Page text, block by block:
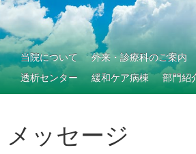
当院について 外来・診療科のご案内
透析センター
緩和ケア病棟 部門紹
メッセージ